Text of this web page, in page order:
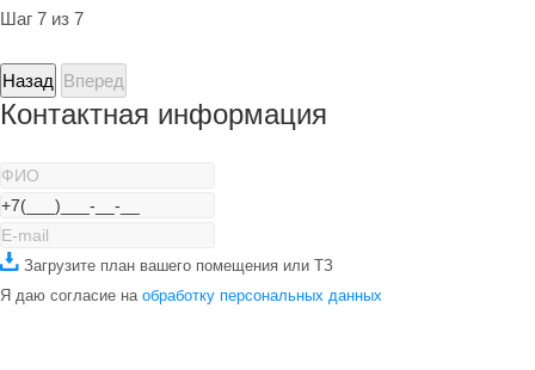
Шаг 7 из 7
Назад Вперед
Контактная информация
Загрузите план вашего помещения или ТЗ
Я даю согласие на обработку персональных данных